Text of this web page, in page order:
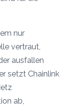
nur
vertraut,
ausfallen
setzt Chainlink
ab,